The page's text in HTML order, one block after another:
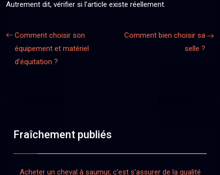
Autrement dit, vérifier si l’article existe réellement.
Comment choisir son
équipement et matériel
d’équitation ?
Comment bien choisir sa
selle ?
Fraîchement publiés
Acheter un cheval à saumur, c’est s’assurer de la qualité